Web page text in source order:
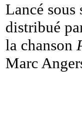
Lancé
distribué
la chanson
Marc